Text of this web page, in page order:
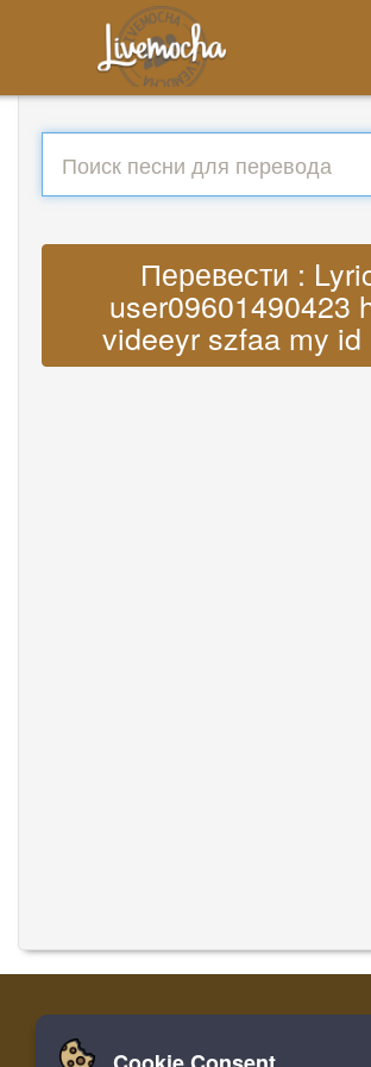
Перевести :
user09601490423
videeyr szfaa my id